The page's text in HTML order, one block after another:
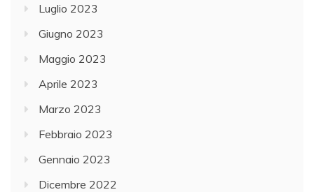
Luglio 2023
Giugno 2023
Maggio 2023
Aprile 2023
Marzo 2023
Febbraio 2023
Gennaio 2023
Dicembre 2022